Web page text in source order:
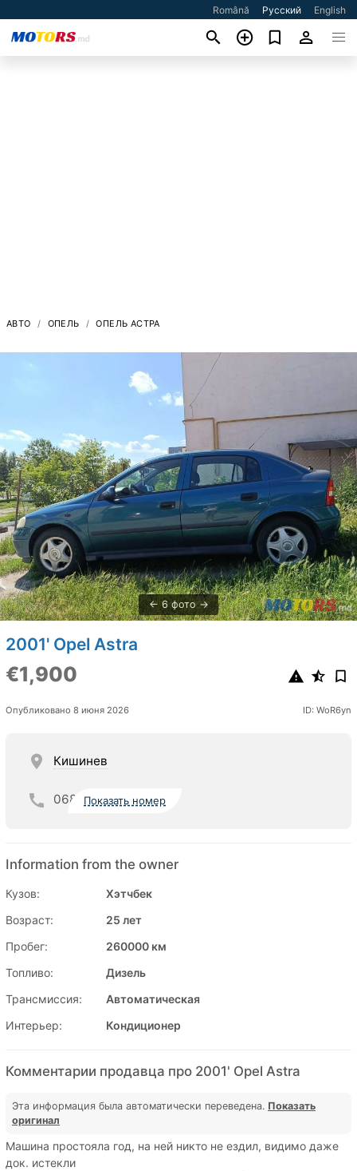
Română Русский English
АВТО ОПЕЛЬ ОПЕЛЬ АСТРА
6 фото
2001' Opel Astra
€1,900
Опубликовано 8 июня 2026 ID: WoR6yn
Кишинев
068 Показать номер
Information from the owner
Кузов:
Хэтчбек
Возраст:
25 лет
Пробег:
260000 км
Топливо:
Дизель
Трансмиссия:
Автоматическая
Интерьер:
Кондиционер
Комментарии продавца про 2001' Opel Astra
Эта информация была автоматически переведена. Показать
оригинал
Машина простояла год, на ней никто не ездил, видимо даже
док. истекли